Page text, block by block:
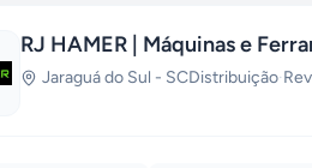
RJ HAMER | Máquinas e
Jaraguá do Sul - SCDistribuição·